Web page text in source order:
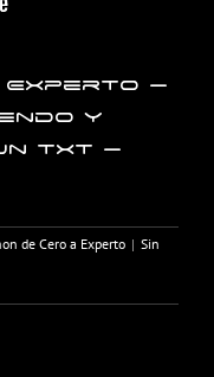
Experto –
y
txt –
de Cero a Experto | Sin